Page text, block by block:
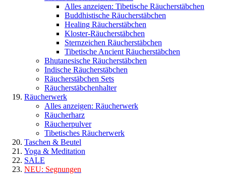
Alles anzeigen: Tibetische Räucherstäbchen
Buddhistische Räucherstäbchen
Healing Räucherstäbchen
Kloster-Räucherstäbchen
Sternzeichen Räucherstäbchen
Tibetische Ancient Räucherstäbchen
Bhutanesische Räucherstäbchen
Indische Räucherstäbchen
Räucherstäbchen Sets
Räucherstäbchenhalter
Räucherwerk
Alles anzeigen: Räucherwerk
Räucherharz
Räucherpulver
Tibetisches Räucherwerk
Taschen & Beutel
Yoga & Meditation
SALE
NEU: Segnungen